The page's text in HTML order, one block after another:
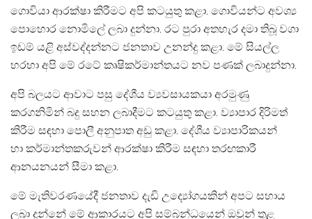
ගොවියා ආරක්ෂා කිරීමට අපි කටයුතු කළා. ගොවියන්ට අවශ්‍ය
පොහොර නොමිලේ ලබා දුන්නා. රට පුරා අතහැර දමා තිබූ වගා
ඉඩම් යළි අස්වද්දන්නට ජනතාව උනන්දු කළා. මේ සියල්ල
හරහා අපි මේ රටේ කෘෂිකර්මාන්තයට නව පණක් ලබාදුන්නා.
අපි බලයට ආවාට පසු දේශීය ව්‍යවසායකයා අරමුණු
කරගනිමින් බදු සහන ලබාදීමට කටයුතු කළා. ව්‍යාපාර දිරිමත්
කිරීම සඳහා පොලී අනුපාත අඩු කළා. දේශීය ව්‍යාපාරිකයන්
හා කර්මාන්තකරුවන් ආරක්ෂා කිරීම සඳහා තරඟකාරී
ආනයනයන් සීමා කළා.
මේ මැතිවරණයේදී ජනතාව දැඩි උද්‍යෝගයකින් අපට සහාය
ලබා දුන්නේ මේ ආකාරයට අපි සම්බන්ධයෙන් ඔවුන් තුළ